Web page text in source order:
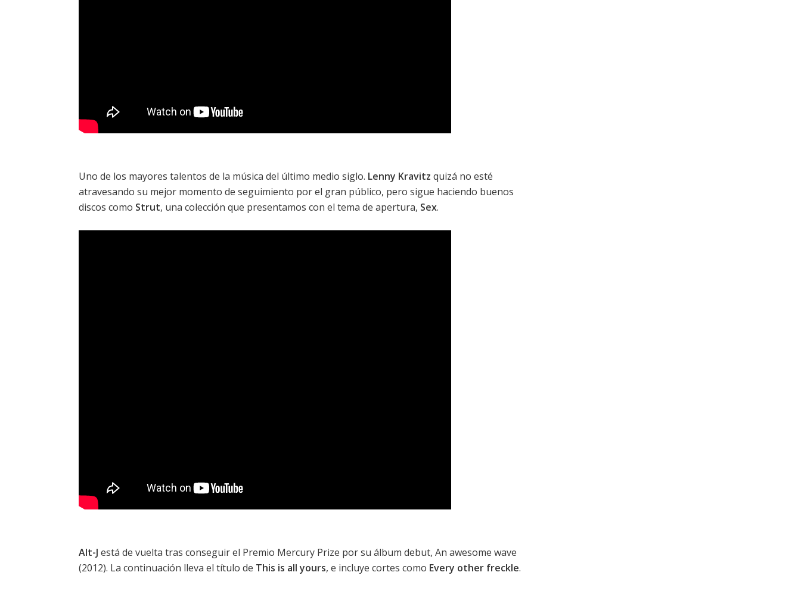
Uno de los mayores talentos de la música del último medio siglo. Lenny Kravitz quizá no esté
atravesando su mejor momento de seguimiento por el gran público, pero sigue haciendo buenos
discos como Strut, una colección que presentamos con el tema de apertura, Sex.
Alt-J está de vuelta tras conseguir el Premio Mercury Prize por su álbum debut, An awesome wave
(2012). La continuación lleva el título de This is all yours, e incluye cortes como Every other freckle.